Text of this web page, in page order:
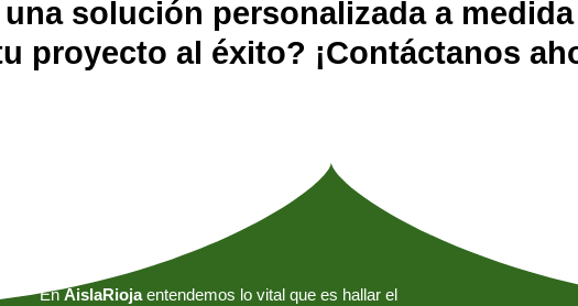
solución personalizada a
proyecto al éxito? ¡Contáctanos
EnAislaRiojaentendemos lo vital que es hallar el